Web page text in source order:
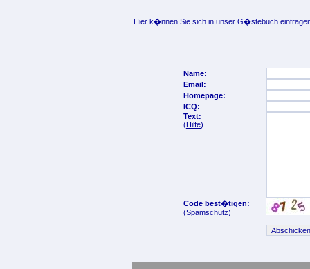
Hier k�nnen Sie sich in unser G�stebuch
Name:
Email:
Homepage:
ICQ:
Text:
(Hilfe)
Code best�tigen:
(Spamschutz)